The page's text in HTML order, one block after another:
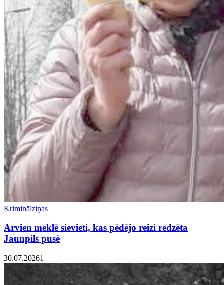
Kriminālziņas
Arvien meklē sievieti, kas pēdējo reizi redzēta
Jaunpils pusē
30.07.20261